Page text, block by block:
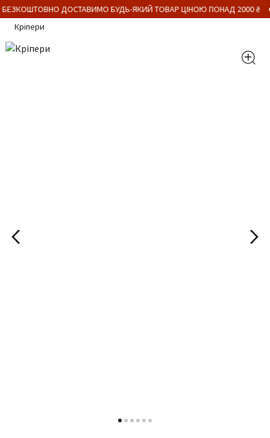
ДОСТАВИМО БУДЬ-ЯКИЙ ТОВАР ЦІНОЮ ПОНАД 2000 ₴
Кріпери